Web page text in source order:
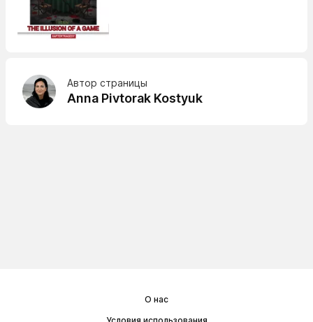
Автор страницы
Anna Pivtorak Kostyuk
О нас